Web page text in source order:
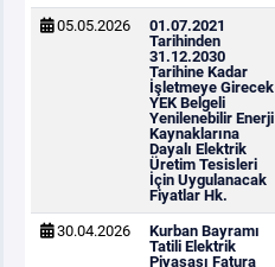
05.05.2026
01.07.2021
Tarihinden
31.12.2030
Tarihine Kadar
İşletmeye Girecek
YEK Belgeli
Yenilenebilir Enerji
Kaynaklarına
Dayalı Elektrik
Üretim Tesisleri
İçin Uygulanacak
Fiyatlar Hk.
30.04.2026
Kurban Bayramı
Tatili Elektrik
Piyasası Fatura